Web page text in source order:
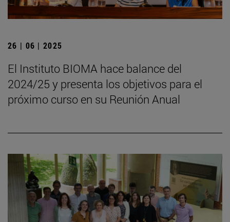
26 | 06 | 2025
El Instituto BIOMA hace balance del
2024/25 y presenta los objetivos para el
próximo curso en su Reunión Anual